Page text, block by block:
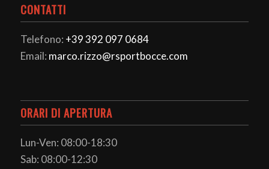
CONTATTI
Telefono: +39 392 097 0684
Email: marco.rizzo@rsportbocce.com
ORARI DI APERTURA
Lun-Ven: 08:00-18:30
Sab: 08:00-12:30